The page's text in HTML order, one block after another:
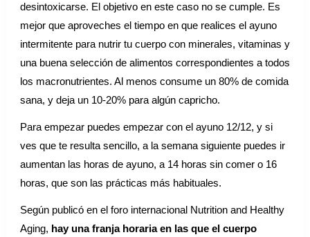
desintoxicarse. El objetivo en este caso no se cumple. Es
mejor que aproveches el tiempo en que realices el ayuno
intermitente para nutrir tu cuerpo con minerales, vitaminas y
una buena selección de alimentos correspondientes a todos
los macronutrientes. Al menos consume un 80% de comida
sana, y deja un 10-20% para algún capricho.
Para empezar puedes empezar con el ayuno 12/12, y si
ves que te resulta sencillo, a la semana siguiente puedes ir
aumentan las horas de ayuno, a 14 horas sin comer o 16
horas, que son las prácticas más habituales.
Según publicó en el foro internacional Nutrition and Healthy
Aging, hay una franja horaria en las que el cuerpo